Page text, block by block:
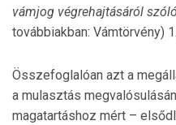
vámjog végrehajtásáról
továbbiakban: Vámtörvény)
Összefoglalóan azt a
a mulasztás
magatartáshoz mért –